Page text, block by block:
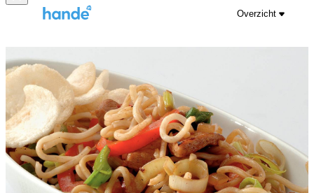
Overzicht